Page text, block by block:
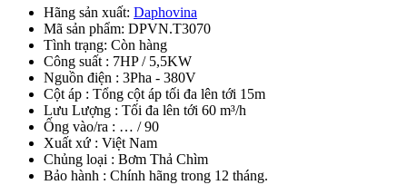
Hãng sản xuất: Daphovina
Mã sản phẩm: DPVN.T3070
Tình trạng: Còn hàng
Công suất : 7HP / 5,5KW
Nguồn điện : 3Pha - 380V
Cột áp : Tổng cột áp tối đa lên tới 15m
Lưu Lượng : Tối đa lên tới 60 m³/h
Ống vào/ra : … / 90
Xuất xứ : Việt Nam
Chủng loại : Bơm Thả Chìm
Bảo hành : Chính hãng trong 12 tháng.